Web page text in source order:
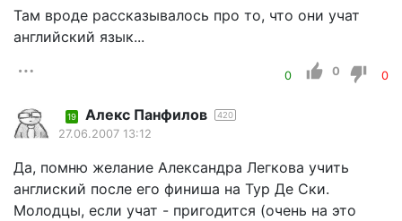
Там вроде рассказывалось про то, что они учат
английский язык...
0 0 0
19 Алекс Панфилов 420
27.06.2007 13:12
Да, помню желание Александра Легкова учить
англиский после его финиша на Тур Де Ски.
Молодцы, если учат - пригодится (очень на это